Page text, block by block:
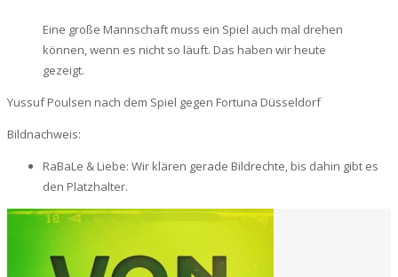
Eine große Mannschaft muss ein Spiel auch mal drehen
können, wenn es nicht so läuft. Das haben wir heute
gezeigt.
Yussuf Poulsen nach dem Spiel gegen Fortuna Düsseldorf
Bildnachweis:
RaBaLe & Liebe: Wir klären gerade Bildrechte, bis dahin gibt es
den Platzhalter.